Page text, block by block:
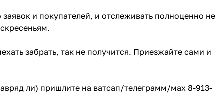
и покупателей, и отслеживать полноценно не
забрать, так не получится. Приезжайте сами и
ли) пришлите на ватсап/телеграмм/мах 8-913-